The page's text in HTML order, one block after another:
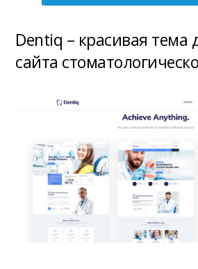
Dentiq – красивая тема
сайта